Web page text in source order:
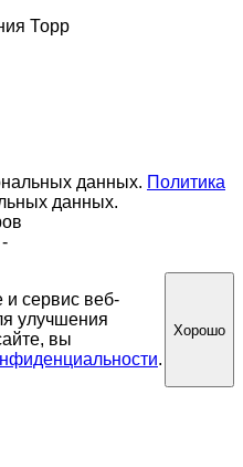
данных. Политика
данных.
сервис веб-
улучшения
вы
.
Хорошо